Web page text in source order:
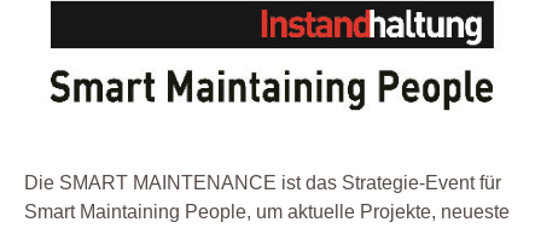
Die SMART MAINTENANCE ist das Strategie-Event für
Smart Maintaining People, um aktuelle Projekte, neueste